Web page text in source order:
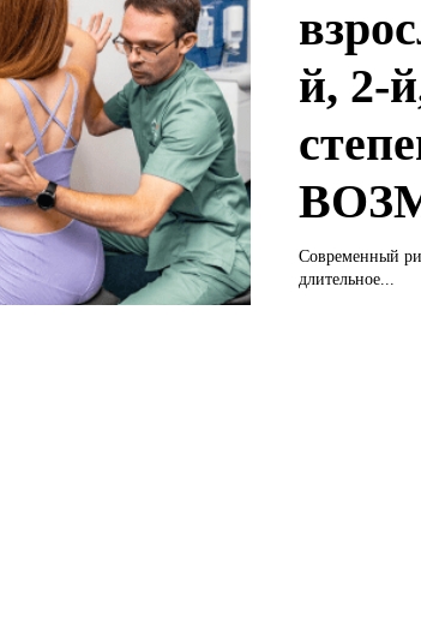
й, 2-
Современный
длительное...